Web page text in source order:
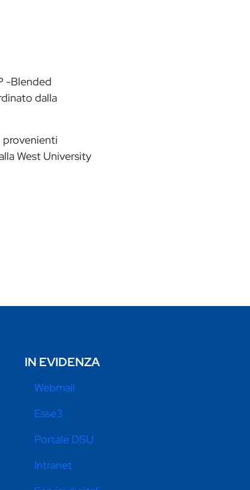
-Blended
dalla
West University
IN EVIDENZA
Webmail
Esse3
Portale DSU
Intranet